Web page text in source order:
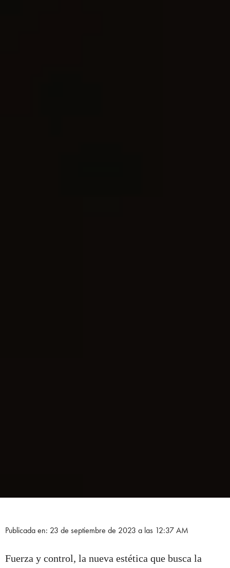
Publicada en: 23 de septiembre de 2023 a las 12:37 AM
Fuerza y control, la nueva estética que busca la